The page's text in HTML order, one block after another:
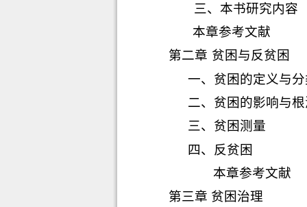
三、本书研究内容
本章参考文献
第二章 贫困与反贫困
一、 贫困的定义与
二、 贫困的影响与
三、 贫困测量
四、 反贫困
本章参考文献
第三章 贫困治理